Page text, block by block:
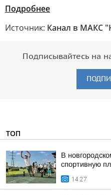
Подробнее
Источник: Канал в МАКС
Подписывайтесь на
ТОП
В
спортивную
14:27